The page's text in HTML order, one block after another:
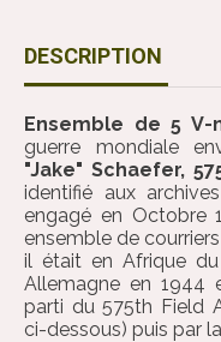
DESCRIPTION
Ensemble de 5 V-
guerre mondiale
"Jake" Schaefer,
identifié aux
engagé en Octobre
ensemble de
il était en Afrique
Allemagne en 1944
parti du 575th Field
ci-dessous) puis par